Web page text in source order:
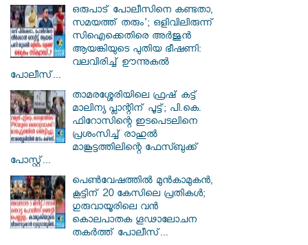
ഒരുപാട് പോലീസിനെ കണ്ടതാ,
സമയത്ത് തരും'; ഒളിവിലിരുന്ന്
സിഐക്കെതിരെ അർജുൻ
ആയങ്കിയുടെ പുതിയ ഭീഷണി:
വലവിരിച്ച് ഊന്നുകൽ
പോലീസ്...
താമരശ്ശേരിയിലെ ഫ്രഷ് കട്ട്
മാലിന്യ പ്ലാന്റിന് പൂട്ട്; പി.കെ.
ഫിറോസിന്റെ ഇടപെടലിനെ
പ്രശംസിച്ച് രാഹുൽ
മാങ്കൂട്ടത്തിലിന്റെ ഫേസ്ബുക്ക്
പോസ്റ്റ്...
പെൺവേഷത്തിൽ മുൻകാമുകൻ,
കൂട്ടിന് 20 കേസിലെ പ്രതികൾ;
ഗുരുവായൂരിലെ വൻ
കൊലപാതക ഗൂഢാലോചന
തകർത്ത് പോലീസ്...